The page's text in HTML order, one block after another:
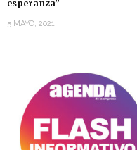
esperanza”
5 MAYO, 2021